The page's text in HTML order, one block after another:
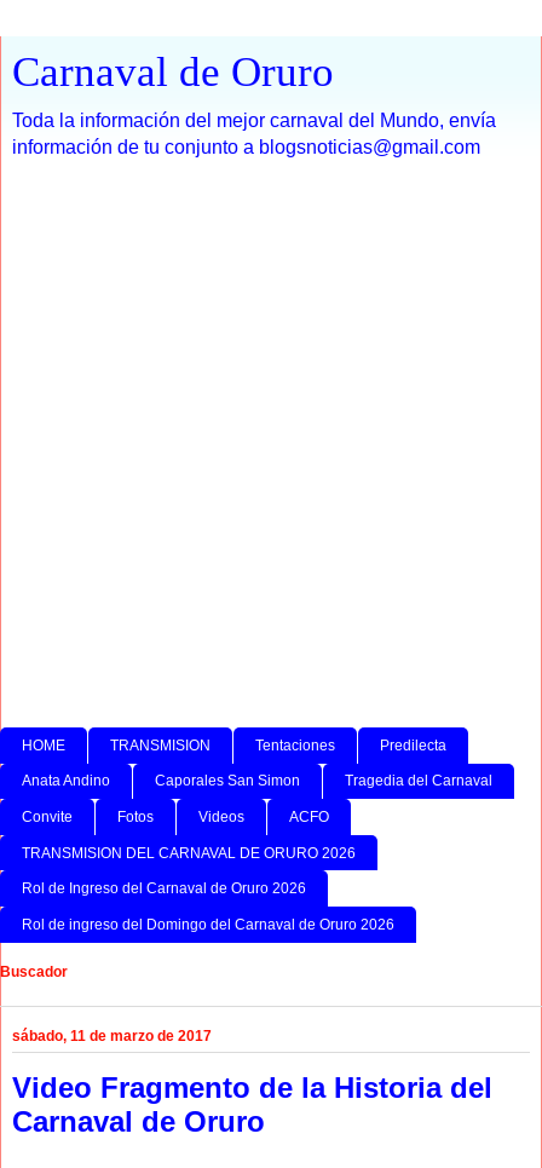
Carnaval de Oruro
Toda la información del mejor carnaval del Mundo, envía
información de tu conjunto a blogsnoticias@gmail.com
HOME TRANSMISION Tentaciones Predilecta
Anata Andino Caporales San Simon Tragedia del Carnaval
Convite Fotos Videos ACFO
TRANSMISION DEL CARNAVAL DE ORURO 2026
Rol de Ingreso del Carnaval de Oruro 2026
Rol de ingreso del Domingo del Carnaval de Oruro 2026
Buscador
sábado, 11 de marzo de 2017
Video Fragmento de la Historia del
Carnaval de Oruro